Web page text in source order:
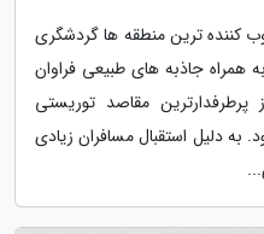
کننده ترین منطقه ها گردشگری
همراه جاذبه های طبیعی فراوان
مقاصد توریستی
دلیل استقبال مسافران زیادی